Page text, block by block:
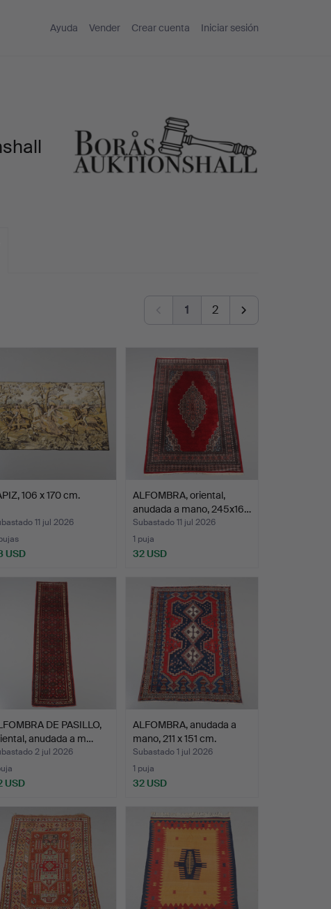
Ayuda Vender Crear cuenta Iniciar sesión
1 2
106 x 170 cm.
11 jul 2026
USD
ALFOMBRA, oriental,
anudada a mano, 245x16…
Subastado 11 jul 2026
1 puja
32 USD
DE PASILLO,
anudada a m…
2 jul 2026
USD
ALFOMBRA, anudada a
mano, 211 x 151 cm.
Subastado 1 jul 2026
1 puja
32 USD